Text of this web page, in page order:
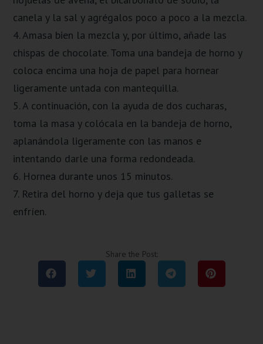
canela y la sal y agrégalos poco a poco a la mezcla.
4. Amasa bien la mezcla y, por último, añade las
chispas de chocolate. Toma una bandeja de horno y
coloca encima una hoja de papel para hornear
ligeramente untada con mantequilla.
5. A continuación, con la ayuda de dos cucharas,
toma la masa y colócala en la bandeja de horno,
aplanándola ligeramente con las manos e
intentando darle una forma redondeada.
6. Hornea durante unos 15 minutos.
7. Retira del horno y deja que tus galletas se
enfríen.
Share the Post: